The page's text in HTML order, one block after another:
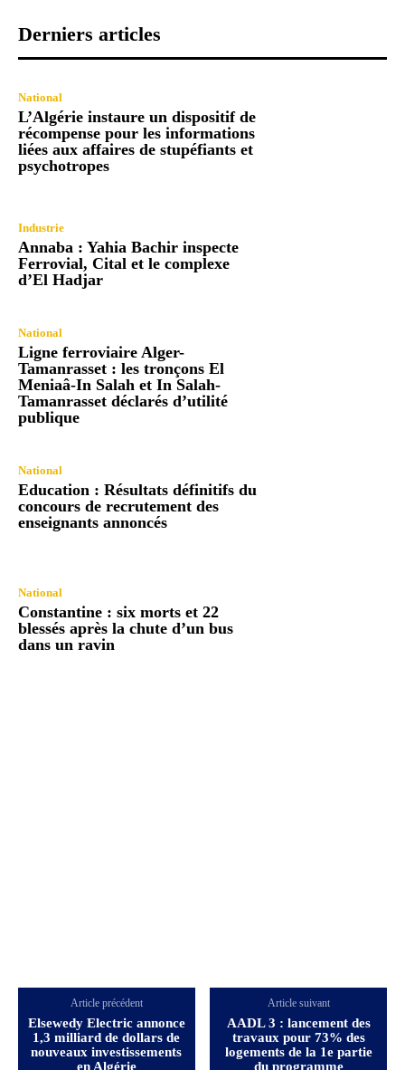
Derniers articles
National
L’Algérie instaure un dispositif de
récompense pour les informations
liées aux affaires de stupéfiants et
psychotropes
Industrie
Annaba : Yahia Bachir inspecte
Ferrovial, Cital et le complexe
d’El Hadjar
National
Ligne ferroviaire Alger-
Tamanrasset : les tronçons El
Meniaâ-In Salah et In Salah-
Tamanrasset déclarés d’utilité
publique
National
Education : Résultats définitifs du
concours de recrutement des
enseignants annoncés
National
Constantine : six morts et 22
blessés après la chute d’un bus
dans un ravin
Article précédent
Elsewedy Electric annonce
1,3 milliard de dollars de
nouveaux investissements
en Algérie
Article suivant
AADL 3 : lancement des
travaux pour 73% des
logements de la 1e partie
du programme